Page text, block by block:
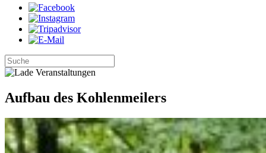
Aufbau des Kohlenmeilers